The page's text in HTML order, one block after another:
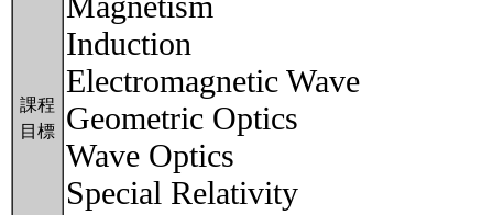
課程
目標
Induction
Electromagnetic Wave
Geometric Optics
Wave Optics
Special Relativity